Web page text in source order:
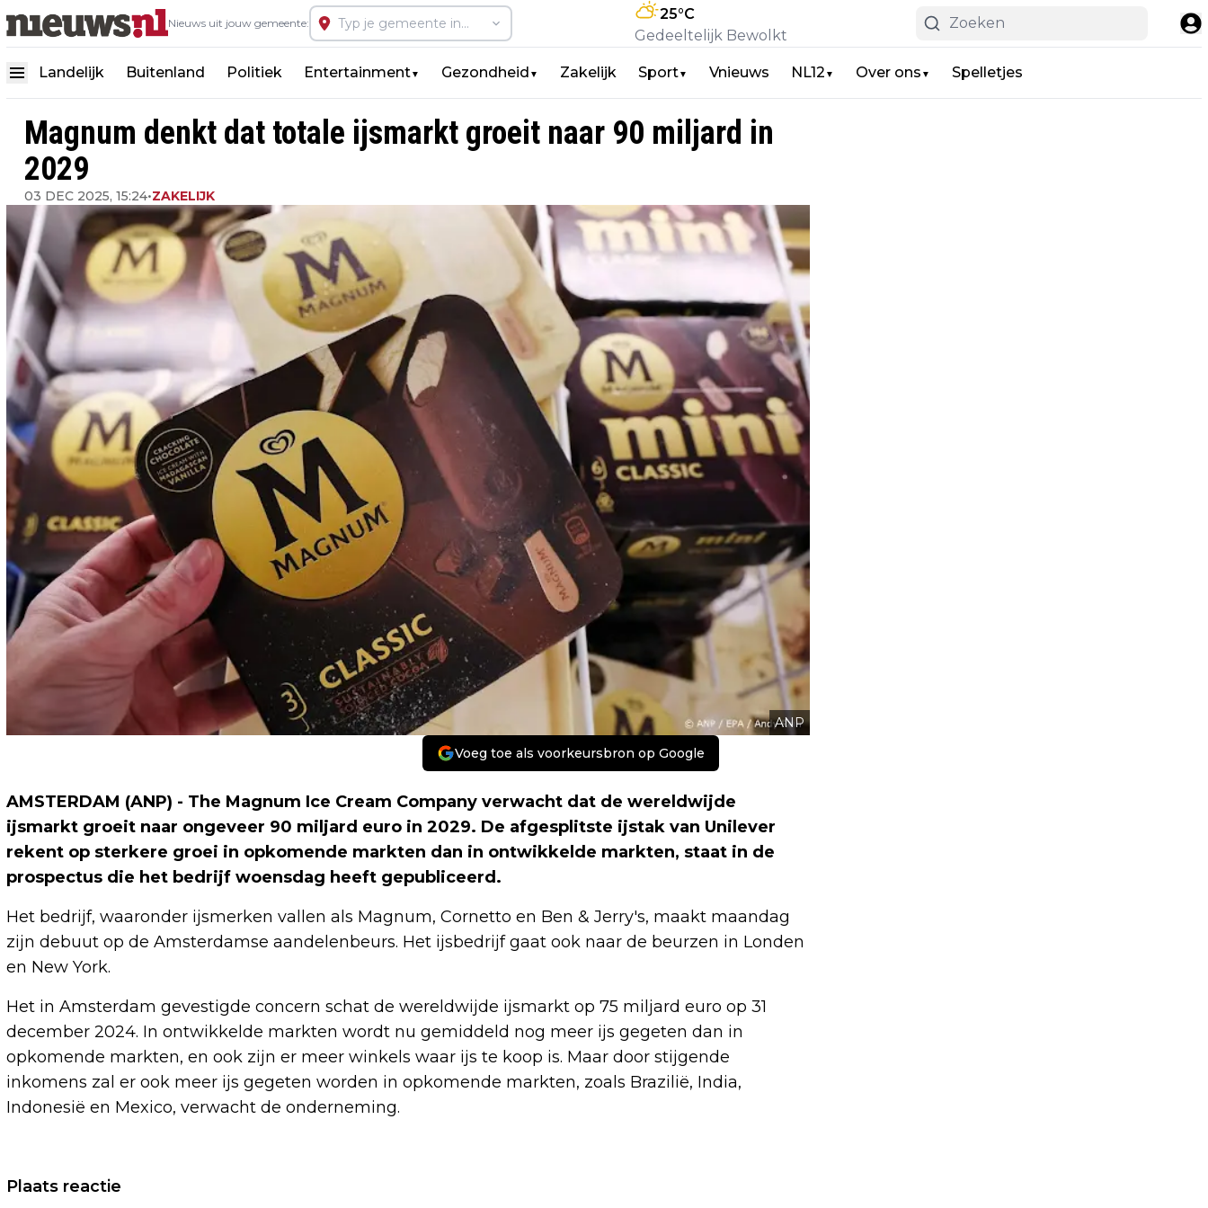
Nieuws uit jouw gemeente:
25°C
Gedeeltelijk Bewolkt
Landelijk Buitenland Politiek Entertainment▼ Gezondheid ▼ Zakelijk Sport▼ Vnieuws NL12 ▼ Over ons ▼ Spelletjes
Magnum denkt dat totale ijsmarkt groeit naar 90 miljard in
2029
03 DEC 2025, 15:24•ZAKELIJK
ANP
Voeg toe als voorkeursbron op Google
AMSTERDAM (ANP) - The Magnum Ice Cream Company verwacht dat de wereldwijde
ijsmarkt groeit naar ongeveer 90 miljard euro in 2029. De afgesplitste ijstak van Unilever
rekent op sterkere groei in opkomende markten dan in ontwikkelde markten, staat in de
prospectus die het bedrijf woensdag heeft gepubliceerd.
Het bedrijf, waaronder ijsmerken vallen als Magnum, Cornetto en Ben & Jerry's, maakt maandag
zijn debuut op de Amsterdamse aandelenbeurs. Het ijsbedrijf gaat ook naar de beurzen in Londen
en New York.
Het in Amsterdam gevestigde concern schat de wereldwijde ijsmarkt op 75 miljard euro op 31
december 2024. In ontwikkelde markten wordt nu gemiddeld nog meer ijs gegeten dan in
opkomende markten, en ook zijn er meer winkels waar ijs te koop is. Maar door stijgende
inkomens zal er ook meer ijs gegeten worden in opkomende markten, zoals Brazilië, India,
Indonesië en Mexico, verwacht de onderneming.
Vorig artikel
Plaats reactie